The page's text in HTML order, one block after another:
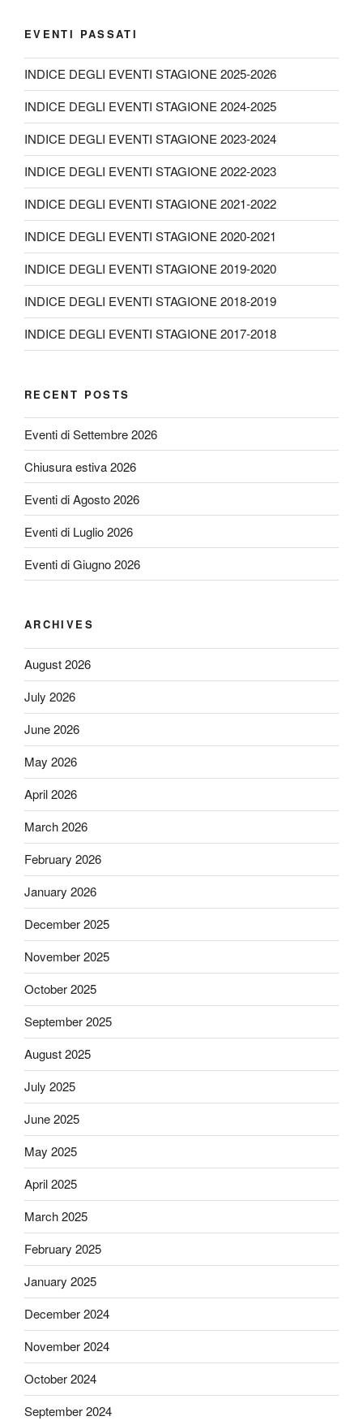
EVENTI PASSATI
INDICE DEGLI EVENTI STAGIONE 2025-2026
INDICE DEGLI EVENTI STAGIONE 2024-2025
INDICE DEGLI EVENTI STAGIONE 2023-2024
INDICE DEGLI EVENTI STAGIONE 2022-2023
INDICE DEGLI EVENTI STAGIONE 2021-2022
INDICE DEGLI EVENTI STAGIONE 2020-2021
INDICE DEGLI EVENTI STAGIONE 2019-2020
INDICE DEGLI EVENTI STAGIONE 2018-2019
INDICE DEGLI EVENTI STAGIONE 2017-2018
RECENT POSTS
Eventi di Settembre 2026
Chiusura estiva 2026
Eventi di Agosto 2026
Eventi di Luglio 2026
Eventi di Giugno 2026
ARCHIVES
August 2026
July 2026
June 2026
May 2026
April 2026
March 2026
February 2026
January 2026
December 2025
November 2025
October 2025
September 2025
August 2025
July 2025
June 2025
May 2025
April 2025
March 2025
February 2025
January 2025
December 2024
November 2024
October 2024
September 2024